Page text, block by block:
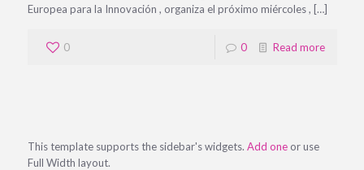
Europea para la Innovación , organiza el próximo miércoles , […]
0 0 Read more
This template supports the sidebar's widgets. Add oneor use
Full Width layout.